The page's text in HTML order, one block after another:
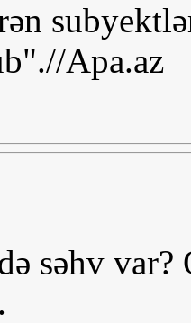
Apa.az
səhv